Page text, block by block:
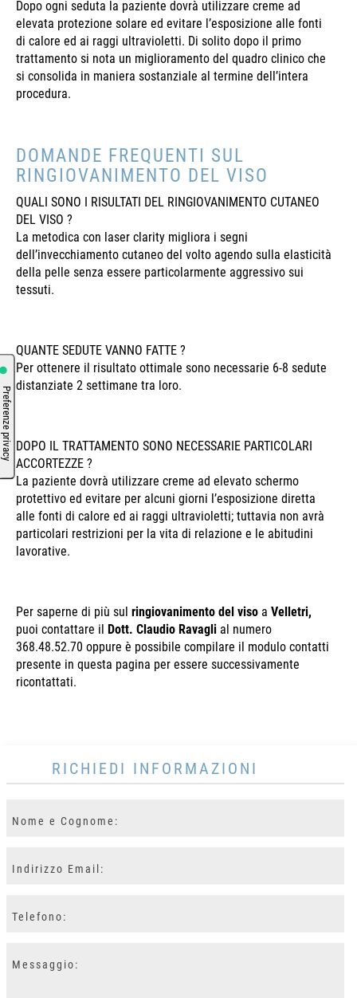
Dopo ogni seduta la paziente dovrà utilizzare creme ad
elevata protezione solare ed evitare l’esposizione alle fonti
di calore ed ai raggi ultravioletti. Di solito dopo il primo
trattamento si nota un miglioramento del quadro clinico che
si consolida in maniera sostanziale al termine dell’intera
procedura.
DOMANDE FREQUENTI SUL
RINGIOVANIMENTO DEL VISO
QUALI SONO I RISULTATI DEL RINGIOVANIMENTO CUTANEO
DEL VISO ?
La metodica con laser clarity migliora i segni
dell’invecchiamento cutaneo del volto agendo sulla elasticità
della pelle senza essere particolarmente aggressivo sui
tessuti.
QUANTE SEDUTE VANNO FATTE ?
Per ottenere il risultato ottimale sono necessarie 6-8 sedute
distanziate 2 settimane tra loro.
DOPO IL TRATTAMENTO SONO NECESSARIE PARTICOLARI
ACCORTEZZE ?
La paziente dovrà utilizzare creme ad elevato schermo
protettivo ed evitare per alcuni giorni l’esposizione diretta
alle fonti di calore ed ai raggi ultravioletti; tuttavia non avrà
particolari restrizioni per la vita di relazione e le abitudini
lavorative.
Per saperne di più sul ringiovanimento del viso a Velletri,
puoi contattare il
Dott. Claudio Ravagli al numero
368.48.52.70 oppure è possibile compilare il modulo contatti
presente in questa pagina per essere successivamente
ricontattati.
RICHIEDI INFORMAZIONI
e
Email: